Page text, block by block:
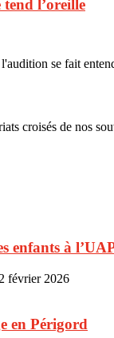
tend l’oreille
se fait
croisés de nos
enfants à
février 2026
en Périgord